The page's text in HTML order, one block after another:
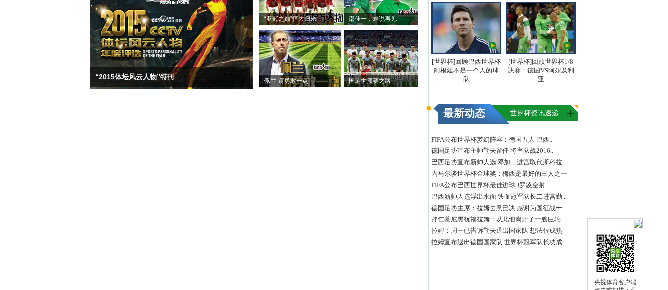
央视体育客户端
“2015体坛风云人物”特刊
“亚冠之巅”恒大归来 邵佳一：难说再见
佩兰-请勇敢一点 国足世预赛之路
[世界杯]回顾巴西世界杯
阿根廷不是一个人的球
队
[世界杯]回顾世界杯1/8
决赛：德国VS阿尔及利
亚
最新动态 世界杯资讯速递
FIFA公布世界杯梦幻阵容：德国五人 巴西..
德国足协宣布主帅勒夫留任 将率队战2016..
巴西足协宣布新帅人选 邓加二进宫取代斯科拉..
内马尔谈世界杯金球奖：梅西是最好的三人之一
FIFA公布巴西世界杯最佳进球 J罗凌空射..
巴西新帅人选浮出水面 铁血冠军队长二进宫勤..
德国足协主席：拉姆去意已决 感谢为国征战十..
拜仁慕尼黑祝福拉姆：从此他离开了一艘巨轮
拉姆：周一已告诉勒夫退出国家队 想法很成熟
拉姆宣布退出德国国家队 世界杯冠军队长功成..